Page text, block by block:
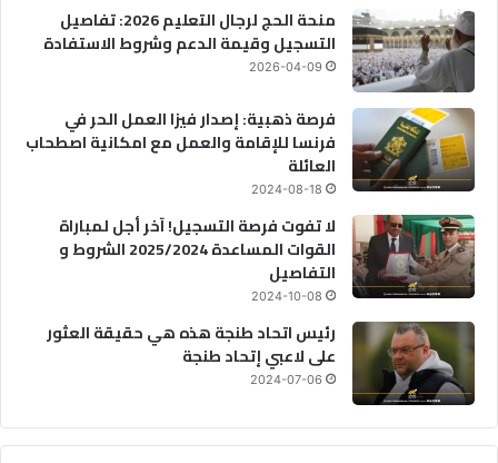
منحة الحج لرجال التعليم 2026: تفاصيل
التسجيل وقيمة الدعم وشروط الاستفادة
2026-04-09
فرصة ذهبية: إصدار فيزا العمل الحر في
فرنسا للإقامة والعمل مع امكانية اصطحاب
العائلة
2024-08-18
لا تفوت فرصة التسجيل! آخر أجل لمباراة
القوات المساعدة 2025/2024 الشروط و
التفاصيل
2024-10-08
رئيس اتحاد طنجة هذه هي حقيقة العثور
على لاعبي إتحاد طنجة
2024-07-06